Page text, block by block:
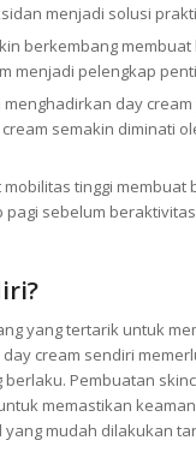
menjadi solusi
berkembang
menjadi pelengkap
day
semakin diminati
tinggi
sebelum
yang tertarik untuk
cream sendiri
Pembuatan
memastikan
mudah dilakukan